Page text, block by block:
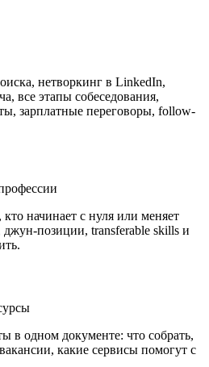
нетворкинг в LinkedIn,
все этапы собеседования,
зарплатные переговоры, follow-
начинает с нуля или меняет
позиции, transferable skills и
в одном документе: что собрать,
какие сервисы помогут с